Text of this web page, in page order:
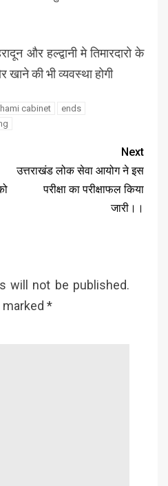
और हल्द्वानी मे तिमारदारो के
खाने की भी व्यवस्था होगी
cabinet
ends
Next
उत्तराखंड लोक सेवा आयोग ने इस
परीक्षा का परीक्षाफल किया
जारी।।
will not be published.
*